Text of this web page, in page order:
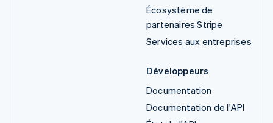
Écosystème de
partenaires Stripe
Services aux entreprises
Développeurs
Documentation
Documentation de l'API